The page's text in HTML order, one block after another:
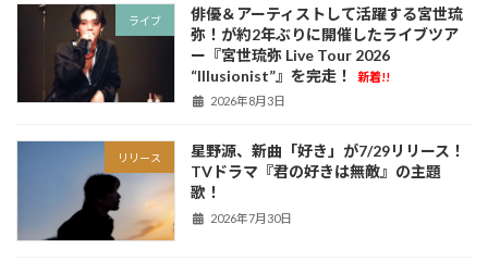
ライブ
俳優＆アーティストして活躍する宮世琉
弥！が約2年ぶりに開催したライブツア
ー『宮世琉弥 Live Tour 2026
“Illusionist”』を完走！
新着!!
2026年8月3日
リリース
星野源、新曲「好き」が7/29リリース！
TVドラマ『君の好きは無敵』の主題
歌！
2026年7月30日